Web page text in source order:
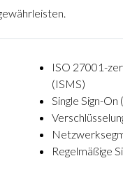
ISO 27001-
(ISMS)
Single Sign-On
Regelmäßige